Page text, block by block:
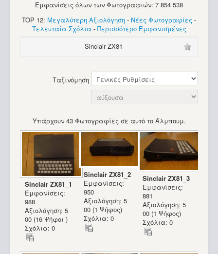
Εμφανίσεις όλων των Φωτογραφιών: 7 854 538
TOP 12: Μεγαλύτερη Αξιολόγηση - Νέες Φωτογραφίες -
Τελευταία Σχόλια - Περισσότερο Εμφανισμένες
Sinclair ZX81
Ταξινόμηση
Υπάρχουν 43 Φωτογραφίες σε αυτό το Άλμπουμ.
Sinclair ZX81_1
Εμφανίσεις:
988
Αξιολόγηση: 5
00 (16 Ψήφοι )
Σχόλια: 0
Sinclair ZX81_2
Εμφανίσεις:
950
Αξιολόγηση: 5
00 (1 Ψήφος)
Σχόλια: 0
Sinclair ZX81_3
Εμφανίσεις:
881
Αξιολόγηση: 5
00 (1 Ψήφος)
Σχόλια: 0